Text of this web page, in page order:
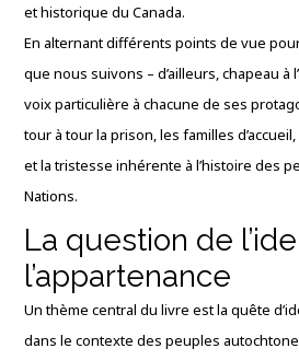
et historique du Canada.
En alternant différents points de vue
que nous suivons – d’ailleurs, chapeau à
voix particulière à chacune de ses
tour à tour la prison, les familles
et la tristesse inhérente à l’histoire des
Nations.
La question de
l’appartenance
Un thème central du livre est la quête
dans le contexte des peuples